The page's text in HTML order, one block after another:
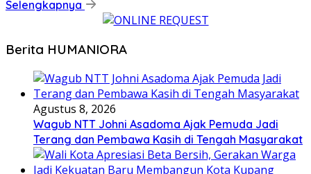
Selengkapnya
Berita HUMANIORA
Agustus 8, 2026
Wagub NTT Johni Asadoma Ajak Pemuda Jadi
Terang dan Pembawa Kasih di Tengah Masyarakat